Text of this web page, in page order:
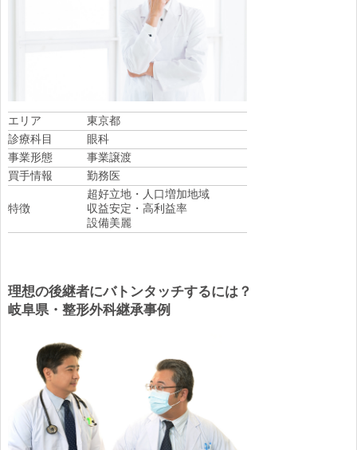
エリア
東京都
診療科目
眼科
事業形態
事業譲渡
買手情報
勤務医
特徴
超好立地・人口増加地域
収益安定・高利益率
設備美麗
理想の後継者にバトンタッチするには？
岐阜県・整形外科継承事例